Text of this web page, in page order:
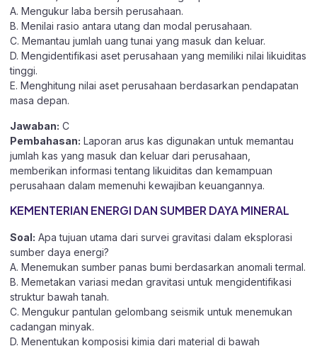
A. Mengukur laba bersih perusahaan.
B. Menilai rasio antara utang dan modal perusahaan.
C. Memantau jumlah uang tunai yang masuk dan keluar.
D. Mengidentifikasi aset perusahaan yang memiliki nilai likuiditas
tinggi.
E. Menghitung nilai aset perusahaan berdasarkan pendapatan
masa depan.
Jawaban: C
Pembahasan: Laporan arus kas digunakan untuk memantau
jumlah kas yang masuk dan keluar dari perusahaan,
memberikan informasi tentang likuiditas dan kemampuan
perusahaan dalam memenuhi kewajiban keuangannya.
KEMENTERIAN ENERGI DAN SUMBER DAYA MINERAL
Soal: Apa tujuan utama dari survei gravitasi dalam eksplorasi
sumber daya energi?
A. Menemukan sumber panas bumi berdasarkan anomali termal.
B. Memetakan variasi medan gravitasi untuk mengidentifikasi
struktur bawah tanah.
C. Mengukur pantulan gelombang seismik untuk menemukan
cadangan minyak.
D. Menentukan komposisi kimia dari material di bawah